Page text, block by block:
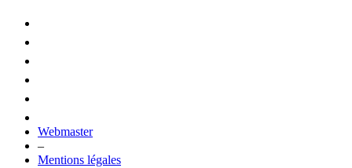
Webmaster
–
Mentions légales